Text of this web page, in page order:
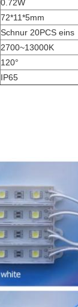
0.72W
72*11*5mm
Schnur 20PCS eins
2700~13000K
120°
IP65